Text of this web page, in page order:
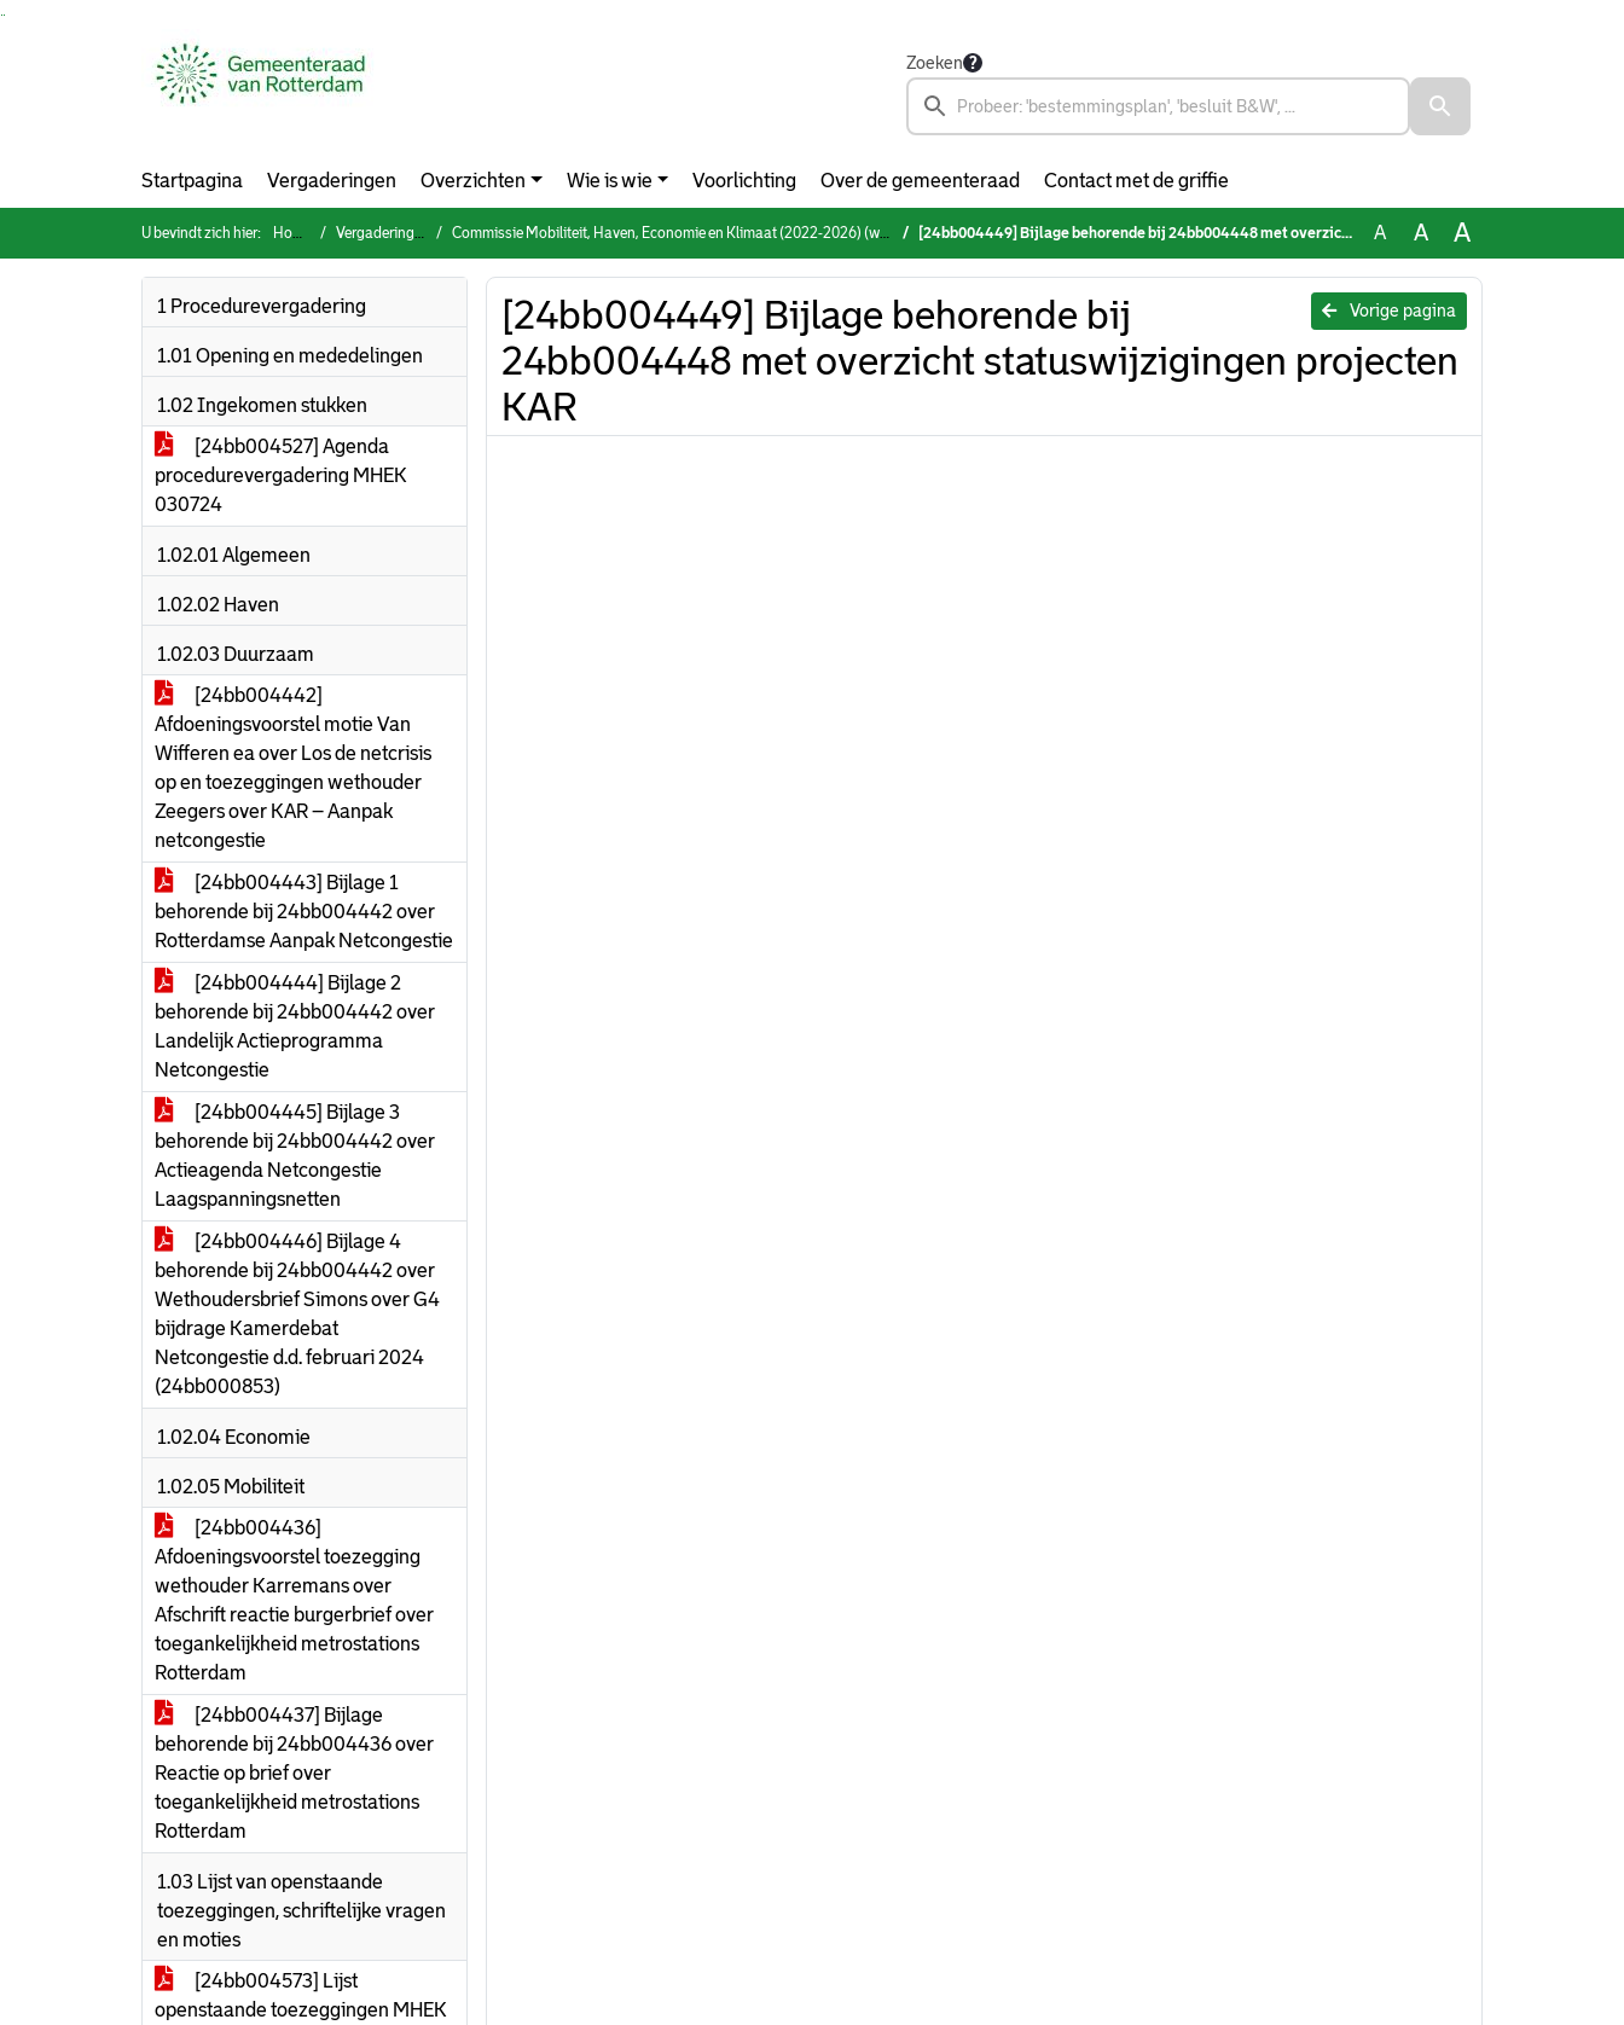
Zoeken
Startpagina Vergaderingen Overzichten Wie is wie Voorlichting Over de gemeenteraad Contact met de griffie
U bevindt zich hier: Home Vergaderingen Commissie Mobiliteit, Haven, Economie en Klimaat (2022-2026) (woensdag 3 juli 2024) [24bb004449] Bijlage behorende bij 24bb004448 met overzicht statuswijzigingen projecten KAR A A A
1 Procedurevergadering
1.01 Opening en mededelingen
1.02 Ingekomen stukken
[24bb004527] Agenda
procedurevergadering MHEK
030724
1.02.01 Algemeen
1.02.02 Haven
1.02.03 Duurzaam
[24bb004442]
Afdoeningsvoorstel motie Van
Wifferen ea over Los de netcrisis
op en toezeggingen wethouder
Zeegers over KAR – Aanpak
netcongestie
[24bb004443] Bijlage 1
behorende bij 24bb004442 over
Rotterdamse Aanpak Netcongestie
[24bb004444] Bijlage 2
behorende bij 24bb004442 over
Landelijk Actieprogramma
Netcongestie
[24bb004445] Bijlage 3
behorende bij 24bb004442 over
Actieagenda Netcongestie
Laagspanningsnetten
[24bb004446] Bijlage 4
behorende bij 24bb004442 over
Wethoudersbrief Simons over G4
bijdrage Kamerdebat
Netcongestie d.d. februari 2024
(24bb000853)
1.02.04 Economie
1.02.05 Mobiliteit
[24bb004436]
Afdoeningsvoorstel toezegging
wethouder Karremans over
Afschrift reactie burgerbrief over
toegankelijkheid metrostations
Rotterdam
[24bb004437] Bijlage
behorende bij 24bb004436 over
Reactie op brief over
toegankelijkheid metrostations
Rotterdam
1.03 Lijst van openstaande
toezeggingen, schriftelijke vragen
en moties
[24bb004573] Lijst
openstaande toezeggingen MHEK
Vorige pagina
[24bb004449] Bijlage behorende bij
24bb004448 met overzicht statuswijzigingen projecten
KAR